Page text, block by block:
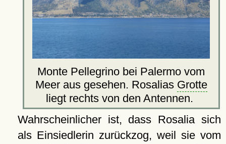
Monte Pellegrino bei Palermo vom
Meer aus gesehen. Rosalias Grotte
liegt rechts von den Antennen.
Wahrscheinlicher ist, dass Rosalia sich
als Einsiedlerin zurückzog, weil sie vom